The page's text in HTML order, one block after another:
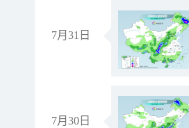
7月31日
7月30日